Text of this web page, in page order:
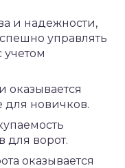
и надежности,
управлять
оказывается
новичков.
для ворот.
оказывается